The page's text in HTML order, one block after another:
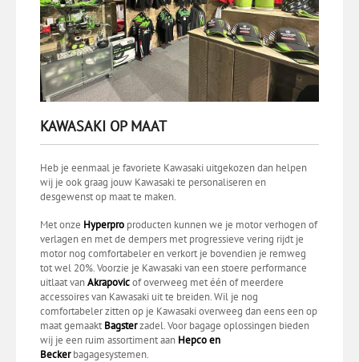
KAWASAKI OP MAAT
Heb je eenmaal je favoriete Kawasaki uitgekozen dan helpen
wij je ook graag jouw Kawasaki te personaliseren en
desgewenst op maat te maken.
Met onze Hyperpro producten kunnen we je motor verhogen of
verlagen en met de dempers met progressieve vering rijdt je
motor nog comfortabeler en verkort je bovendien je remweg
tot wel 20%. Voorzie je Kawasaki van een stoere performance
uitlaat vanAkrapovicof overweeg met één of meerdere
accessoires van Kawasaki uit te breiden. Wil je nog
comfortabeler zitten op je Kawasaki overweeg dan eens een op
maat gemaakt Bagsterzadel. Voor bagage oplossingen bieden
wij je een ruim assortiment aan Hepco en
Beckerbagagesystemen.